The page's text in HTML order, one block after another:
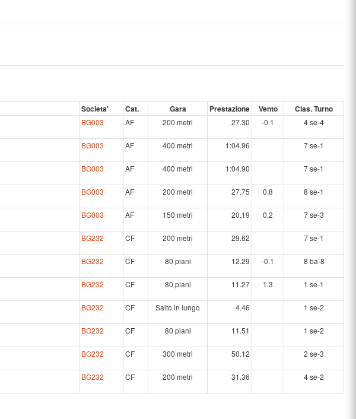
Societa' Cat. Gara Prestazione Vento Clas. Turno
BG003 AF 200 metri 27.30 -0.1 4 se-4
BG003 AF 400 metri 1:04.96 7 se-1
BG003 AF 400 metri 1:04.90 7 se-1
BG003 AF 200 metri 27.75 0.8 8 se-1
BG003 AF 150 metri 20.19 0.2 7 se-3
BG232 CF 200 metri 29.62 7 se-1
BG232 CF 80 piani 12.29 -0.1 8 ba-8
BG232 CF 80 piani 11.27 1.3 1 se-1
BG232 CF Salto in lungo 4.46 1 se-2
BG232 CF 80 piani 11.51 1 se-2
BG232 CF 300 metri 50.12 2 se-3
BG232 CF 200 metri 31.36 4 se-2